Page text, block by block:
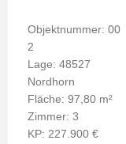
Objektnummer: 00
2
Lage: 48527
Nordhorn
Fläche: 97,80 m²
Zimmer: 3
KP: 227.900 €